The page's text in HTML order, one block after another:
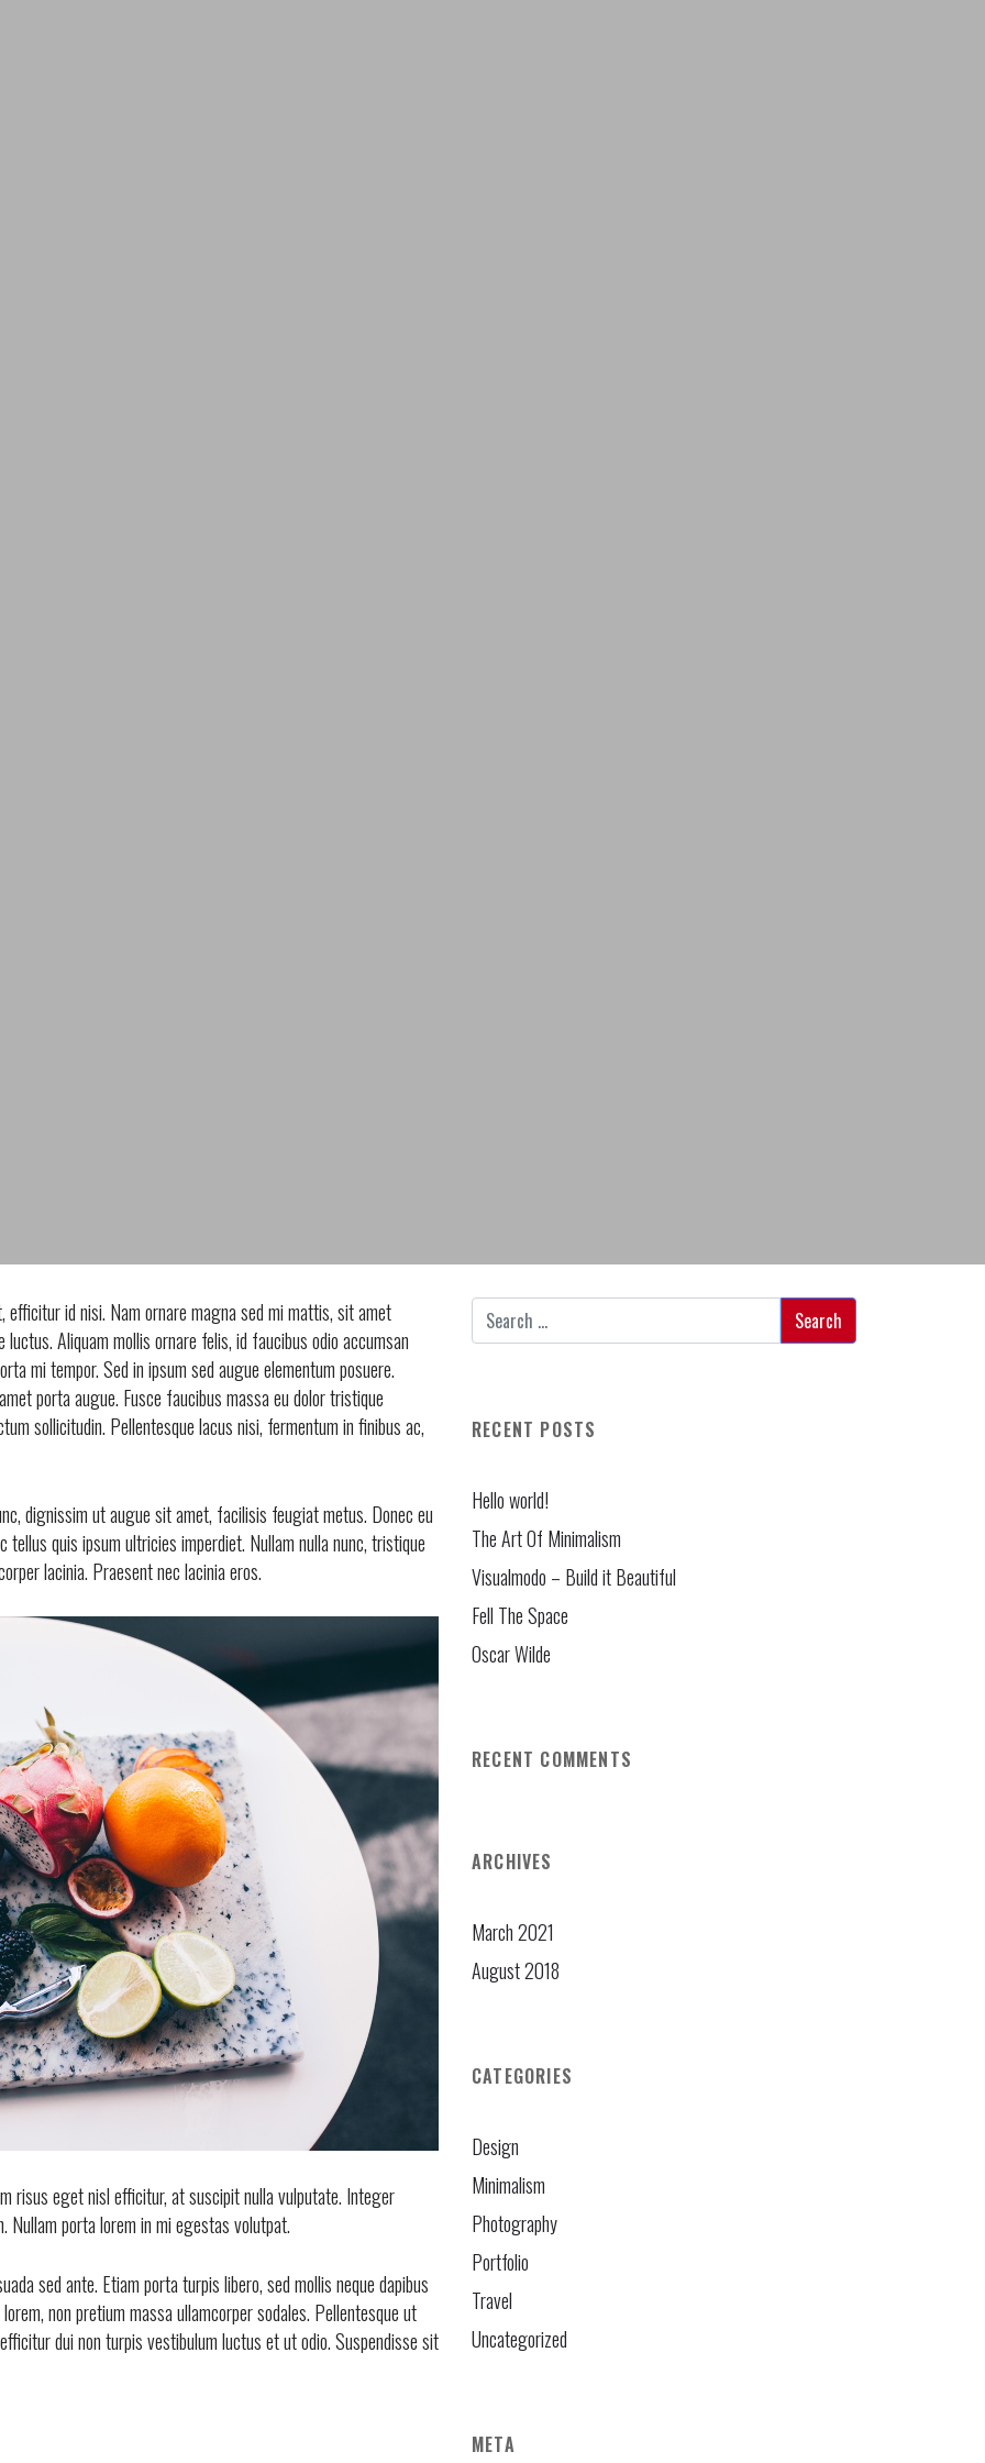
efficitur id nisi. Nam ornare magna sed mi mattis, sit amet
Aliquam mollis ornare felis, id faucibus odio accumsan
mi tempor. Sed in ipsum sed augue elementum posuere.
porta augue. Fusce faucibus massa eu dolor tristique
sollicitudin. Pellentesque lacus nisi, fermentum in finibus ac,
dignissim ut augue sit amet, facilisis feugiat metus. Donec eu
quis ipsum ultricies imperdiet. Nullam nulla nunc, tristique
lacinia. Praesent nec lacinia eros.
risus eget nisl efficitur, at suscipit nulla vulputate. Integer
Nullam porta lorem in mi egestas volutpat.
sed ante. Etiam porta turpis libero, sed mollis neque dapibus
non pretium massa ullamcorper sodales. Pellentesque ut
dui non turpis vestibulum luctus et ut odio. Suspendisse sit
RECENT POSTS
Hello world!
The Art Of Minimalism
Visualmodo – Build it Beautiful
Fell The Space
Oscar Wilde
RECENT COMMENTS
ARCHIVES
March 2021
August 2018
CATEGORIES
Design
Minimalism
Photography
Portfolio
Travel
Uncategorized
META